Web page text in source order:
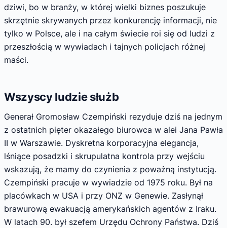
dziwi, bo w branży, w której wielki biznes poszukuje
skrzętnie skrywanych przez konkurencję informacji, nie
tylko w Polsce, ale i na całym świecie roi się od ludzi z
przeszłością w wywiadach i tajnych policjach różnej
maści.
Wszyscy ludzie służb
Generał Gromosław Czempiński rezyduje dziś na jednym
z ostatnich pięter okazałego biurowca w alei Jana Pawła
II w Warszawie. Dyskretna korporacyjna elegancja,
lśniące posadzki i skrupulatna kontrola przy wejściu
wskazują, że mamy do czynienia z poważną instytucją.
Czempiński pracuje w wywiadzie od 1975 roku. Był na
placówkach w USA i przy ONZ w Genewie. Zasłynął
brawurową ewakuacją amerykańskich agentów z Iraku.
W latach 90. był szefem Urzędu Ochrony Państwa. Dziś